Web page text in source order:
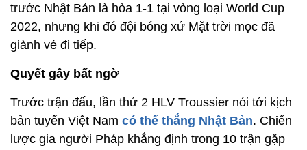
trước Nhật Bản là hòa 1-1 tại vòng loại World Cup
2022, nhưng khi đó đội bóng xứ Mặt trời mọc đã
giành vé đi tiếp.
Quyết gây bất ngờ
Trước trận đấu, lần thứ 2 HLV Troussier nói tới kịch
bản tuyển Việt Nam có thể thắng Nhật Bản. Chiến
lược gia người Pháp khẳng định trong 10 trận gặp